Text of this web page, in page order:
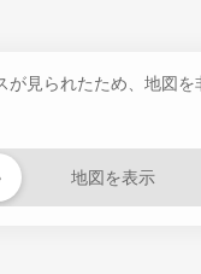
が見られたため、地図を
地図を表示